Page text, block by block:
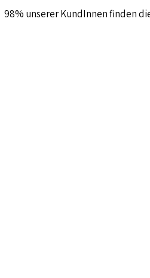
98% unserer KundInnen finden